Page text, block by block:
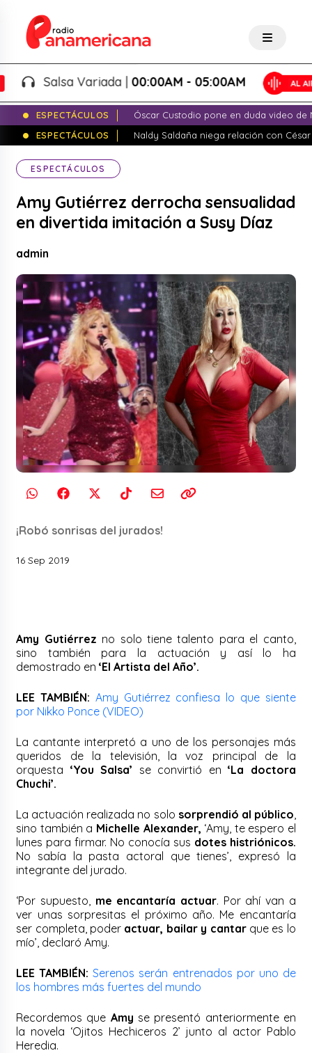
Salsa Variada |00:00AM - 05:00AM
ESPECTÁCULOS
Óscar Custodio pone en duda video de
ESPECTÁCULOS
Naldy Saldaña niega relación con
ESPECTÁCULOS
Amy Gutiérrez derrocha sensualidad
en divertida imitación a Susy Díaz
admin
¡Robó sonrisas del jurados!
16 Sep 2019
Amy Gutiérrez no solo tiene talento para el canto,
sino también para la actuación y así lo ha
demostrado en‘El Artista del Año’.
LEE TAMBIÉN: Amy Gutiérrez confiesa lo que siente
por Nikko Ponce (VIDEO)
La cantante interpretó a uno de los personajes más
queridos de la televisión, la voz principal de la
orquesta ‘You Salsa’ se convirtió en‘La doctora
Chuchi’.
La actuación realizada no solo sorprendió al público
sino también a Michelle Alexander, ‘Amy, te espero el
lunes para firmar. No conocía sus dotes histriónicos.
No sabía la pasta actoral que tienes’, expresó la
integrante del jurado.
‘Por supuesto, me encantaría actuar. Por ahí van a
ver unas sorpresitas el próximo año. Me encantaría
ser completa, poder actuar, bailar y cantarque es lo
mío’, declaró Amy.
LEE TAMBIÉN:Serenos serán entrenados por uno de
los hombres más fuertes del mundo
Recordemos que Amy se presentó anteriormente en
la novela ‘Ojitos Hechiceros 2’ junto al actor Pablo
Heredia.